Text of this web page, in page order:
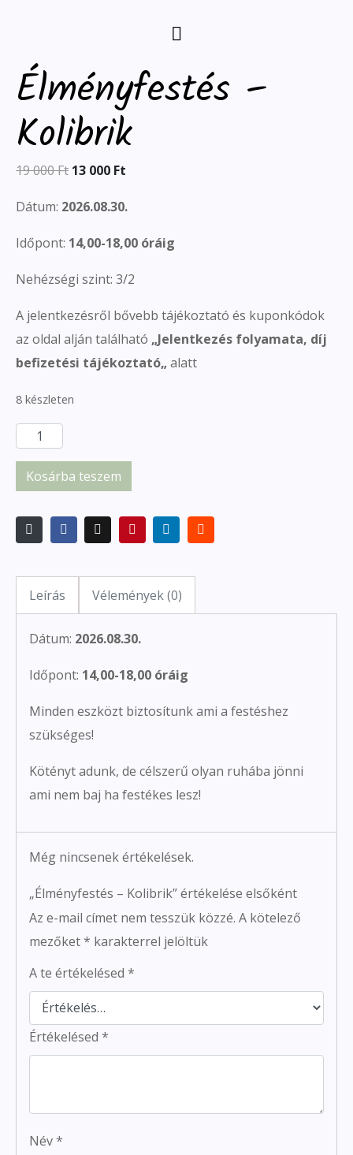
Élményfestés –
Kolibrik
19 000Ft 13 000 Ft
Dátum: 2026.08.30.
Időpont: 14,00-18,00 óráig
Nehézségi szint: 3/2
A jelentkezésről bővebb tájékoztató és kuponkódok
az oldal alján található „Jelentkezés folyamata, díj
befizetési tájékoztató„ alatt
8 készleten
Kosárba teszem
Leírás Vélemények (0)
Dátum: 2026.08.30.
Időpont: 14,00-18,00 óráig
Minden eszközt biztosítunk ami a festéshez
szükséges!
Kötényt adunk, de célszerű olyan ruhába jönni
ami nem baj ha festékes lesz!
Még nincsenek értékelések.
„Élményfestés – Kolibrik” értékelése elsőként
Az e-mail címet nem tesszük közzé. A kötelező
mezőket* karakterrel jelöltük
A te értékelésed *
Értékelésed *
Név*